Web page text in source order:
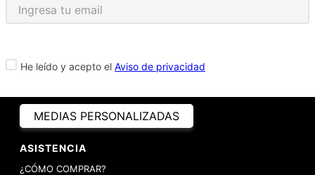
He leído y acepto el Aviso de privacidad
MEDIAS PERSONALIZADAS
ASISTENCIA
¿CÓMO COMPRAR?